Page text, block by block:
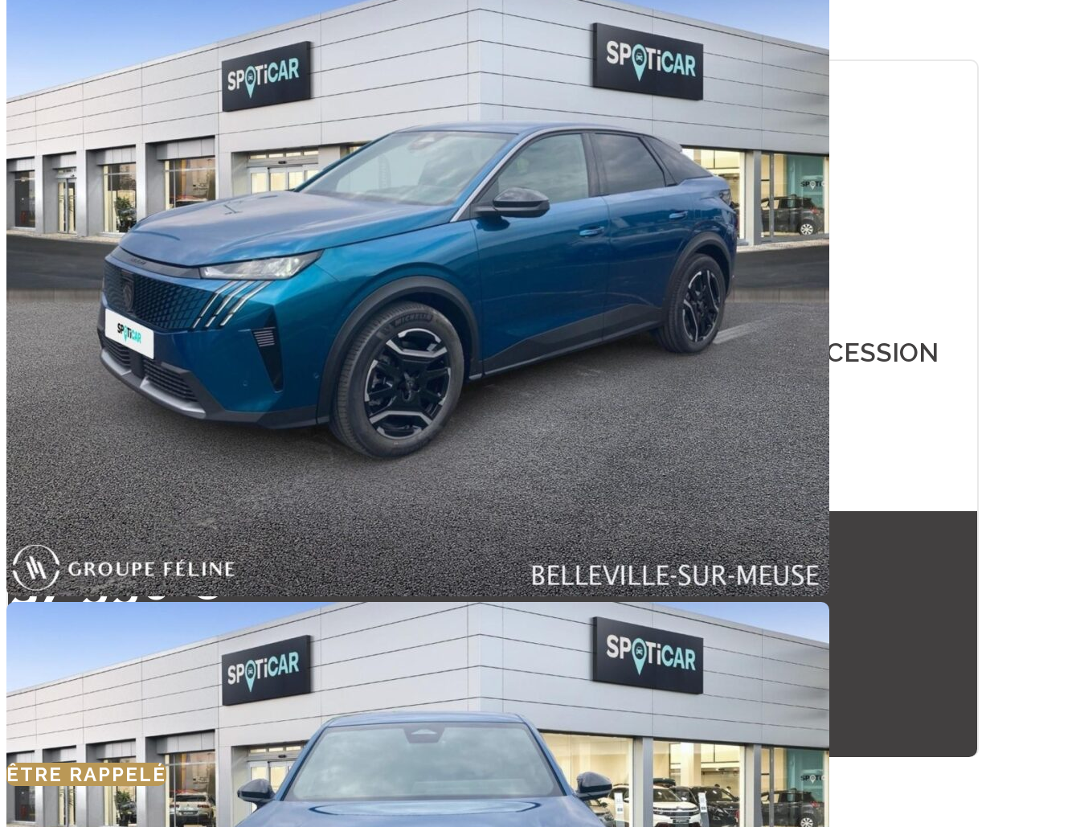
PEUGEOT 3008
Electrique 210ch Batterie 73 kWh Allure
DISPONIBILITÉ EN CONCESSION
37 990 €
Spoticar-Premium 12 Mois
ÊTRE RAPPELÉNOUS CONTACTER
SIMULER VOTRE FINANCEMENT
SIMULER UNE REPRISE